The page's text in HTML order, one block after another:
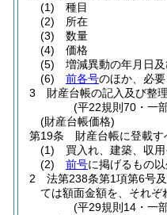
(1)
種目
(2)
所在
(3)
数量
(4)
価格
(5)
増減異動の年月日及
(6)
前各号のほか、必
3
財産台帳の記入及び整
(平22規則70・一
(財産台帳価格)
第19条
財産台帳に登載す
(1)
買入れ、建築、収
(2)
前号に掲げるもの
2
法第238条第1項第6号
ては額面金額を、それぞ
(平29規則14・一